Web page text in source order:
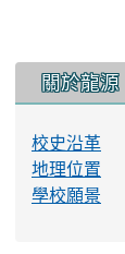
關於龍源
校史沿革
地理位置
學校願景